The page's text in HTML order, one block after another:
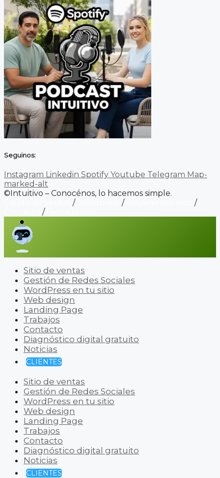
Seguinos:
Instagram Linkedin Spotify Youtube Telegram Map-
marked-alt
©Intuitivo – Conocénos, lo hacemos simple.
/ /
/
/
Sitio de ventas
Gestión de Redes Sociales
WordPress en tu sitio
Web design
Landing Page
Trabajos
Contacto
Diagnóstico digital gratuito
Noticias
CLIENTES
Sitio de ventas
Gestión de Redes Sociales
WordPress en tu sitio
Web design
Landing Page
Trabajos
Contacto
Diagnóstico digital gratuito
Noticias
CLIENTES